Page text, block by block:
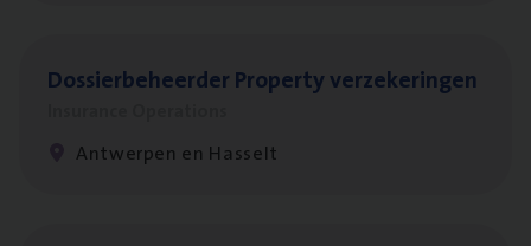
Dos­sier­be­heer­der Pro­per­ty verzekeringen
Antwerpen en Hasselt